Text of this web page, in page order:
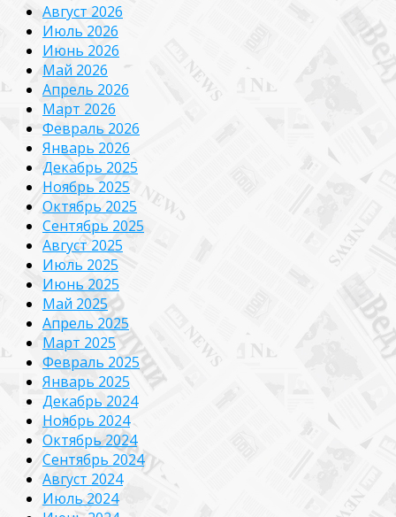
Август 2026
Июль 2026
Июнь 2026
Май 2026
Апрель 2026
Март 2026
Февраль 2026
Январь 2026
Декабрь 2025
Ноябрь 2025
Октябрь 2025
Сентябрь 2025
Август 2025
Июль 2025
Июнь 2025
Май 2025
Апрель 2025
Март 2025
Февраль 2025
Январь 2025
Декабрь 2024
Ноябрь 2024
Октябрь 2024
Сентябрь 2024
Август 2024
Июль 2024